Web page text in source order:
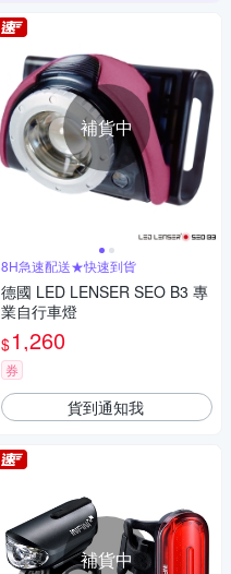
補貨中
8H急速配送★快速到貨
德國 LED LENSER SEO B3 專
業自行車燈
$1,260
券
貨到通知我
補貨中